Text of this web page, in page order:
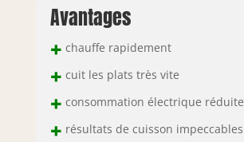
Avantages
+ chauffe rapidement
+ cuit les plats très vite
+ consommation électrique réduite
+ résultats de cuisson impeccables